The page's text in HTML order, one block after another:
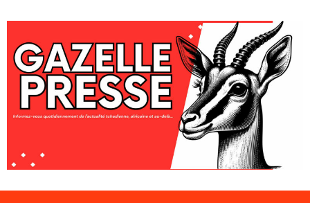
to
content